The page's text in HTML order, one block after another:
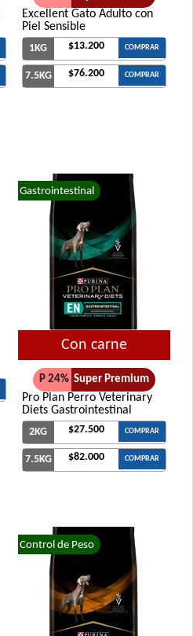
Excellent Gato Adulto con
Piel Sensible
1KG $13.200 COMPRAR
7.5KG $76.200 COMPRAR
Gastrointestinal
Con carne
P 24% Super Premium
Pro Plan Perro Veterinary
Diets Gastrointestinal
2KG $27.500 COMPRAR
7.5KG $82.000 COMPRAR
Control de Peso